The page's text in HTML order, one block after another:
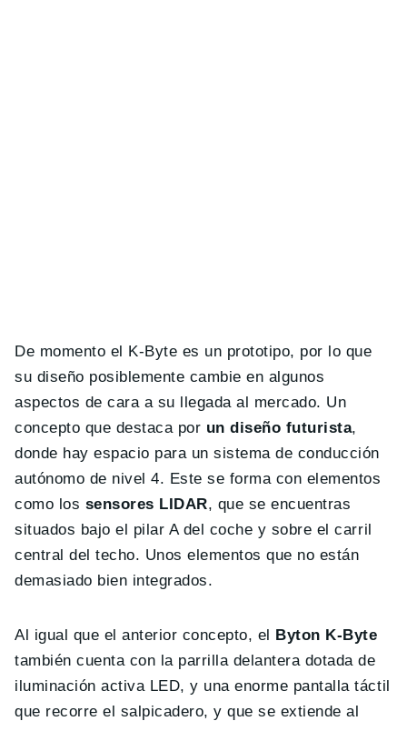
De momento el K-Byte es un prototipo, por lo que
su diseño posiblemente cambie en algunos
aspectos de cara a su llegada al mercado. Un
concepto que destaca por un diseño futurista,
donde hay espacio para un sistema de conducción
autónomo de nivel 4. Este se forma con elementos
como los sensores LIDAR, que se encuentras
situados bajo el pilar A del coche y sobre el carril
central del techo. Unos elementos que no están
demasiado bien integrados.
Al igual que el anterior concepto, el Byton K-Byte
también cuenta con la parrilla delantera dotada de
iluminación activa LED, y una enorme pantalla táctil
que recorre el salpicadero, y que se extiende al